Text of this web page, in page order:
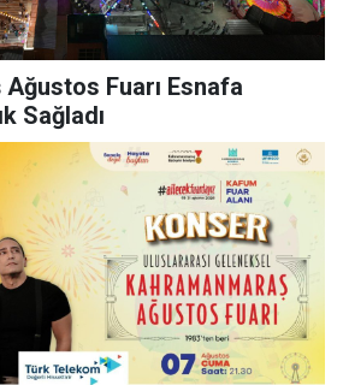
Fuarı Esnafa
Sağladı